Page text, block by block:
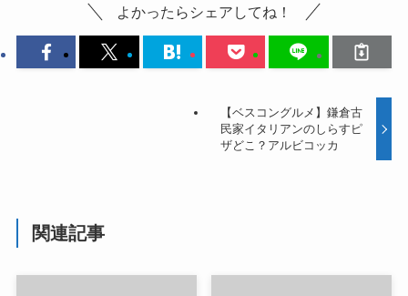
よかったらシェアしてね！
【ベスコングルメ】鎌倉古
民家イタリアンのしらすピ
ザどこ？アルビコッカ
関連記事